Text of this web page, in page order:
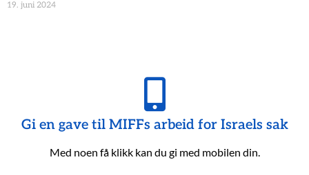
19. juni 2024
Gi en gave til MIFFs arbeid for Israels sak
Med noen få klikk kan du gi med mobilen din.